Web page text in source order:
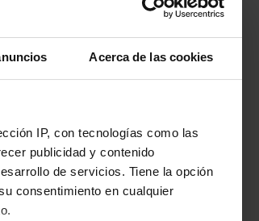
Acerca de las cookies
IP, con tecnologías como las
publicidad y contenido
de servicios. Tiene la opción
consentimiento en cualquier
- La Cabrera - Rascafría -
- La Cabrera - Buitrago del Lozoya